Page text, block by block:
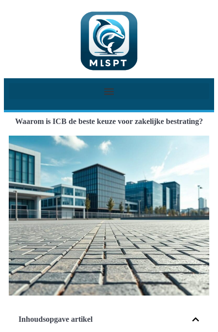
Waarom is ICB de beste keuze voor zakelijke bestrating?
Inhoudsopgave artikel